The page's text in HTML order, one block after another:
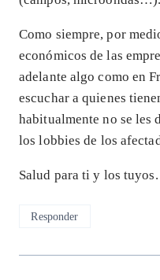
Como siempre, por
económicos de las
adelante algo como en
escuchar a quienes
habitualmente no se les
los lobbies de los
Salud para ti y los tuyos.
Responder